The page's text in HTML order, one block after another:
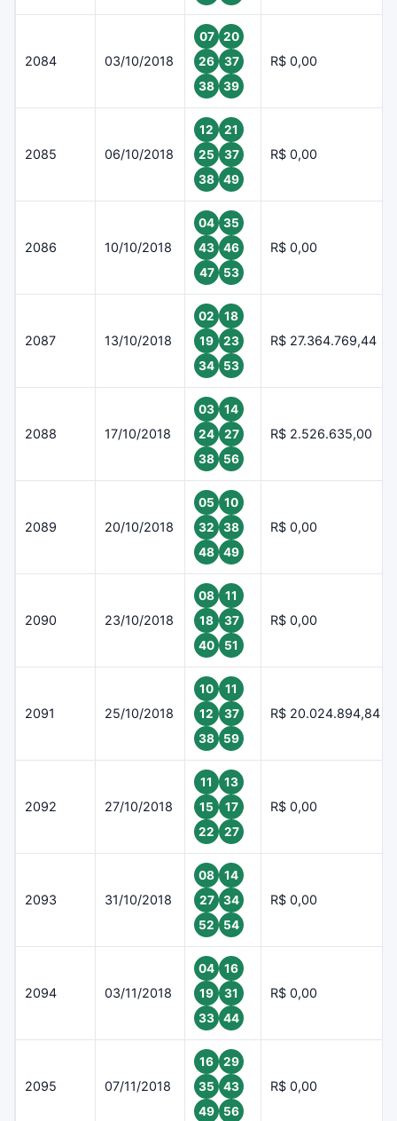
2084 03/10/2018
07
20
26
37
38
39
R$ 0,00
2085 06/10/2018
12
21
25
37
38
49
R$ 0,00
2086 10/10/2018
04
35
43
46
47
53
R$ 0,00
2087 13/10/2018
02
18
19
23
34
53
R$ 27.364.769,44
2088 17/10/2018
03
14
24
27
38
56
R$ 2.526.635,00
2089 20/10/2018
05
10
32
38
48
49
R$ 0,00
2090 23/10/2018
08
11
18
37
40
51
R$ 0,00
2091 25/10/2018
10
11
12
37
38
59
R$ 20.024.894,84
2092 27/10/2018
11
13
15
17
22
27
R$ 0,00
2093 31/10/2018
08
14
27
34
52
54
R$ 0,00
2094 03/11/2018
04
16
19
31
33
44
R$ 0,00
2095 07/11/2018
16
29
35
43
49
56
R$ 0,00